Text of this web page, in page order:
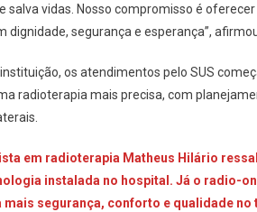
salva vidas. Nosso compromisso é
dignidade, segurança e esperança”,
os atendimentos pelo SUS
radioterapia mais precisa, com
em radioterapia Matheus Hilário
instalada no hospital. Já o radio-
mais segurança, conforto e qualidade no